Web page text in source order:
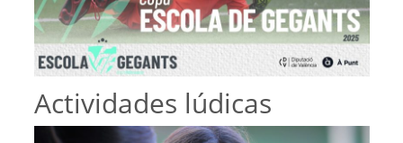
Actividades lúdicas